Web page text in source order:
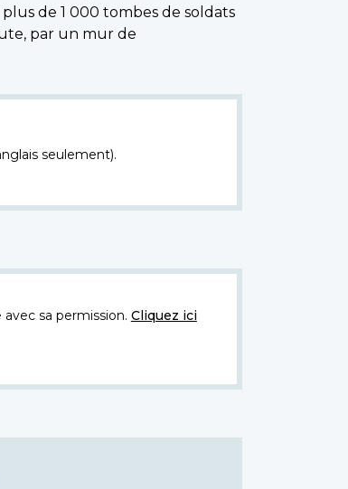
de 1 000 tombes de soldats
par un mur de
seulement).
sa permission. Cliquez ici